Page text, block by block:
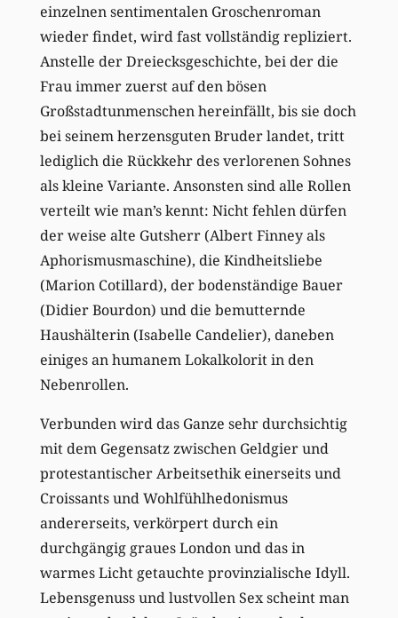
einzelnen sentimentalen Groschenroman
wieder findet, wird fast vollständig repliziert.
Anstelle der Dreiecksgeschichte, bei der die
Frau immer zuerst auf den bösen
Großstadtunmenschen hereinfällt, bis sie doch
bei seinem herzensguten Bruder landet, tritt
lediglich die Rückkehr des verlorenen Sohnes
als kleine Variante. Ansonsten sind alle Rollen
verteilt wie man’s kennt: Nicht fehlen dürfen
der weise alte Gutsherr (Albert Finney als
Aphorismusmaschine), die Kindheitsliebe
(Marion Cotillard), der bodenständige Bauer
(Didier Bourdon) und die bemutternde
Haushälterin (Isabelle Candelier), daneben
einiges an humanem Lokalkolorit in den
Nebenrollen.
Verbunden wird das Ganze sehr durchsichtig
mit dem Gegensatz zwischen Geldgier und
protestantischer Arbeitsethik einerseits und
Croissants und Wohlfühlhedonismus
andererseits, verkörpert durch ein
durchgängig graues London und das in
warmes Licht getauchte provinzialische Idyll.
Lebensgenuss und lustvollen Sex scheint man